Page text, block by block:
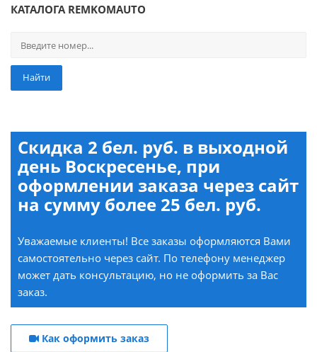
КАТАЛОГА REMKOMAUTO
Найти
Скидка 2 бел. руб. в выходной
день Воскресенье, при
оформлении заказа через сайт
на сумму более 25 бел. руб.
Уважаемые клиенты! Все заказы оформляются Вами
самостоятельно через сайт. По телефону менеджер
может дать консультацию, но не оформить за Вас
заказ.
Как оформить заказ